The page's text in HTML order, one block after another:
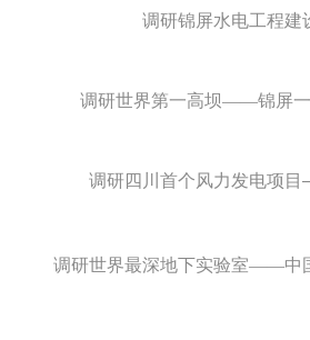
调研锦屏水电工程建
调研世界第一高坝——锦屏一
调研四川首个风力发电项
调研世界最深地下实验室——中